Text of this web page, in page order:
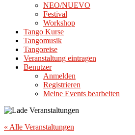
NEO/NUEVO
Festival
Workshop
Tango Kurse
Tangomusik
Tangoreise
Veranstaltung eintragen
Benutzer
Anmelden
Registrieren
Meine Events bearbeiten
« Alle Veranstaltungen